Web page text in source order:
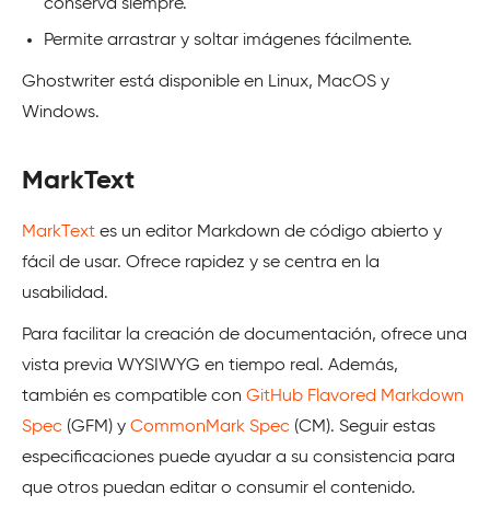
conserva siempre.
Permite arrastrar y soltar imágenes fácilmente.
Ghostwriter está disponible en Linux, MacOS y
Windows.
MarkText
MarkText es un editor Markdown de código abierto y
fácil de usar. Ofrece rapidez y se centra en la
usabilidad.
Para facilitar la creación de documentación, ofrece una
vista previa WYSIWYG en tiempo real. Además,
también es compatible con GitHub Flavored Markdown
Spec (GFM) y CommonMark Spec (CM). Seguir estas
especificaciones puede ayudar a su consistencia para
que otros puedan editar o consumir el contenido.